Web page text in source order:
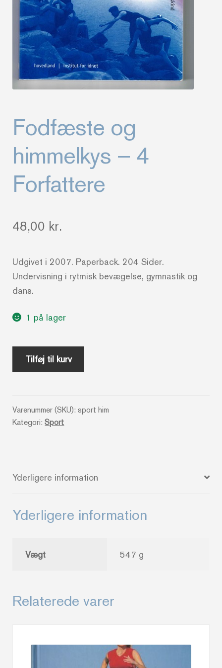
Fodfæste og
himmelkys – 4
Forfattere
48,00 kr.
Udgivet i 2007. Paperback. 204 Sider.
Undervisning i rytmisk bevægelse, gymnastik og
dans.
1 på lager
Fodfæste
4
Forfattere
Tilføj til kurv
Varenummer (SKU):sport him
Kategori:Sport
Yderligere information
Yderligere information
Vægt 547 g
Relaterede varer